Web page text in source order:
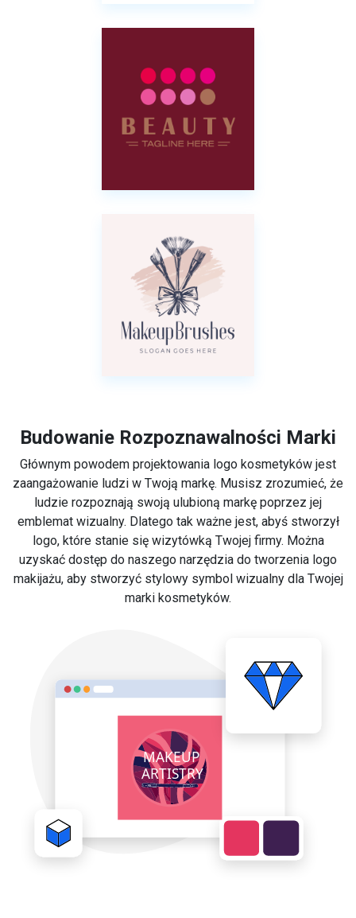
Budowanie Rozpoznawalności Marki
Głównym powodem projektowania logo kosmetyków jest
zaangażowanie ludzi w Twoją markę. Musisz zrozumieć, że
ludzie rozpoznają swoją ulubioną markę poprzez jej
emblemat wizualny. Dlatego tak ważne jest, abyś stworzył
logo, które stanie się wizytówką Twojej firmy. Można
uzyskać dostęp do naszego narzędzia do tworzenia logo
makijażu, aby stworzyć stylowy symbol wizualny dla Twojej
marki kosmetyków.